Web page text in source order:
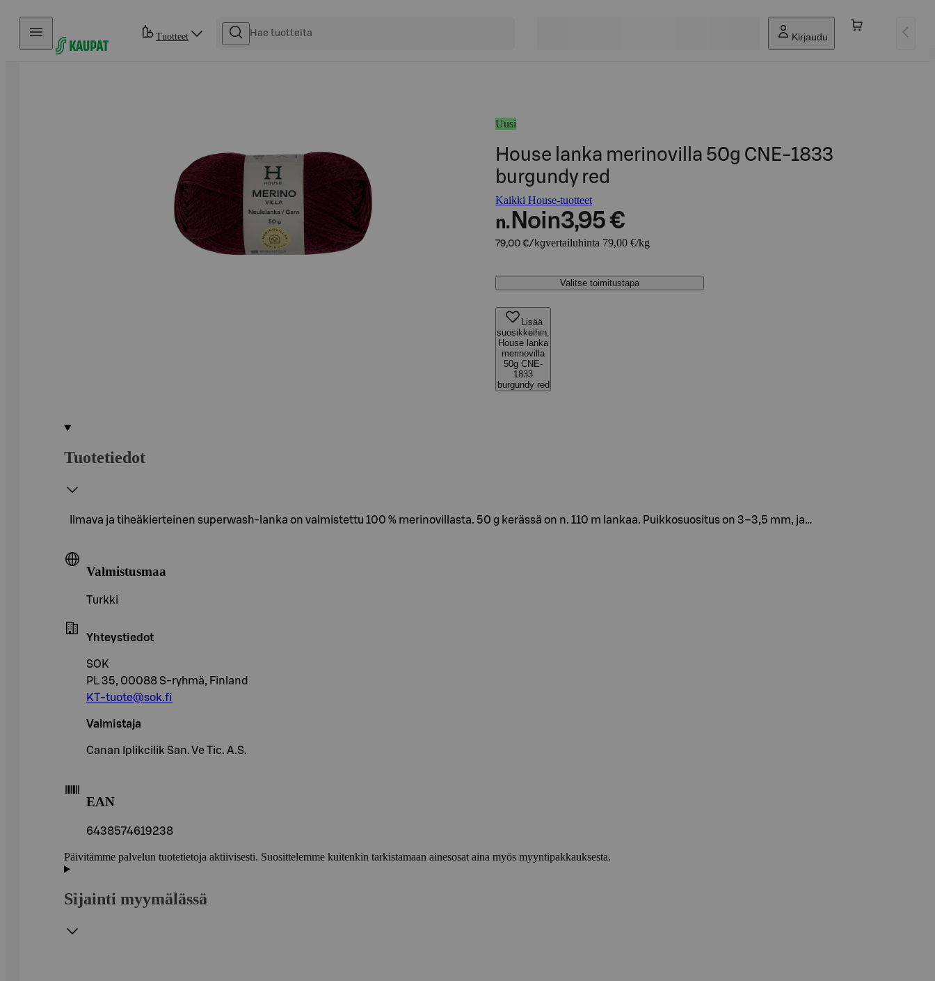
Hyppää sisältöön
Tuotteet Kirjaudu
Uusi
House lanka merinovilla 50g CNE-1833
burgundy red
Kaikki House-tuotteet
n. Noin3,95 €
79,00 €/kgvertailuhinta 79,00 €/kg
Valitse toimitustapa
Lisää
suosikkeihin,
House lanka
merinovilla
50g CNE-
1833
burgundy red
Tuotetiedot
Ilmava ja tiheäkierteinen superwash-lanka on valmistettu 100 % merinovillasta. 50 g kerässä on n. 110 m lankaa. Puikkosuositus on 3–3,5 mm, ja…
Valmistusmaa
Turkki
Yhteystiedot
SOK
PL 35, 00088 S-ryhmä, Finland
KT-tuote@sok.fi
Valmistaja
Canan Iplikcilik San. Ve Tic. A.S.
EAN
6438574619238
Päivitämme palvelun tuotetietoja aktiivisesti. Suosittelemme kuitenkin tarkistamaan ainesosat aina myös myyntipakkauksesta.
Sijainti myymälässä